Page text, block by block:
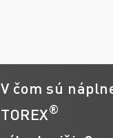
V čom sú
TOREX®